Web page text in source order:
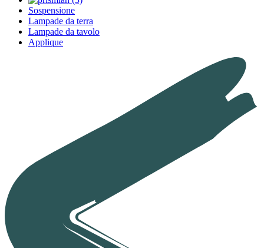
Sospensione
Lampade da terra
Lampade da tavolo
Applique